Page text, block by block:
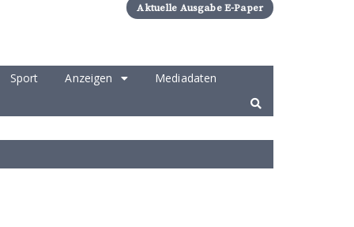
Aktuelle Ausgabe E-Paper
Sport Anzeigen
Mediadaten